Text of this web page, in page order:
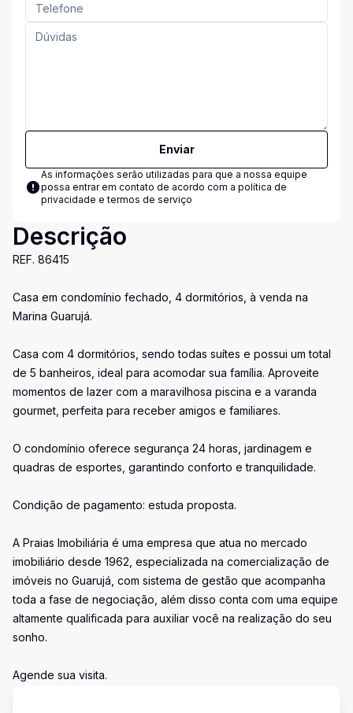
Enviar
As informações serão utilizadas para que a nossa equipe
possa entrar em contato de acordo com a política de
privacidade e termos de serviço
Descrição
REF. 86415
Casa em condomínio fechado, 4 dormitórios, à venda na
Marina Guarujá.
Casa com 4 dormitórios, sendo todas suítes e possui um total
de 5 banheiros, ideal para acomodar sua família. Aproveite
momentos de lazer com a maravilhosa piscina e a varanda
gourmet, perfeita para receber amigos e familiares.
O condomínio oferece segurança 24 horas, jardinagem e
quadras de esportes, garantindo conforto e tranquilidade.
Condição de pagamento: estuda proposta.
A Praias Imobiliária é uma empresa que atua no mercado
imobiliário desde 1962, especializada na comercialização de
imóveis no Guarujá, com sistema de gestão que acompanha
toda a fase de negociação, além disso conta com uma equipe
altamente qualificada para auxiliar você na realização do seu
sonho.
Agende sua visita.